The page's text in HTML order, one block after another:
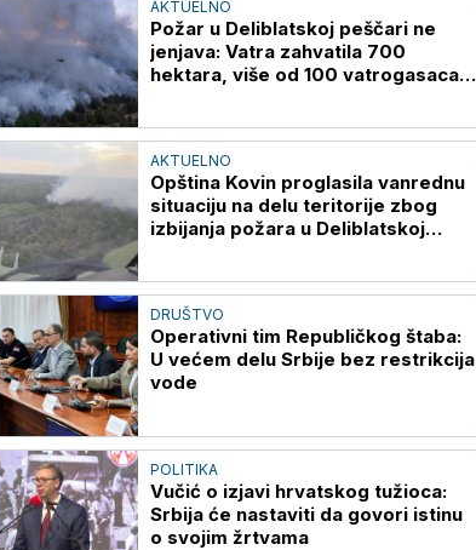
AKTUELNO
Požar u Deliblatskoj peščari ne
jenjava: Vatra zahvatila 700
hektara, više od 100 vatrogasaca
AKTUELNO
Opština Kovin proglasila vanrednu
situaciju na delu teritorije zbog
izbijanja požara u Deliblatskoj
DRUŠTVO
Operativni tim Republičkog štaba:
U većem delu Srbije bez restrikcija
vode
POLITIKA
Vučić o izjavi hrvatskog tužioca:
Srbija će nastaviti da govori istinu
o svojim žrtvama